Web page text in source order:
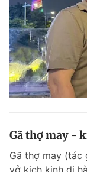
Gã thợ may -
Gã thợ may (tác